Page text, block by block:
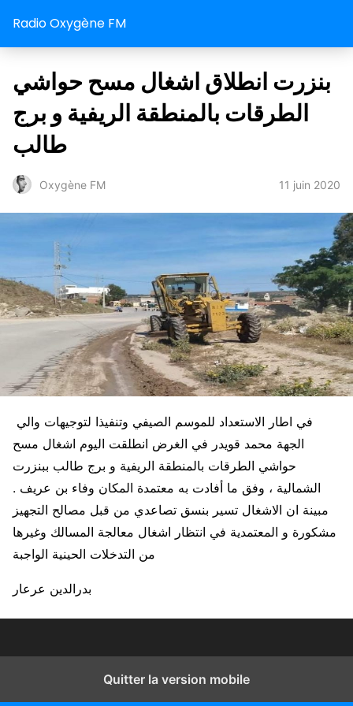
Radio Oxygène FM
بنزرت انطلاق اشغال مسح حواشي
الطرقات بالمنطقة الريفية و برج
طالب
Oxygène FM 11 juin 2020
الجهة محمد قويدر في الغرض انطلقت اليوم اشغال مسح
حواشي الطرقات بالمنطقة الريفية و برج طالب ببنزرت
الشمالية ، وفق ما أفادت به معتمدة المكان وفاء بن عريف .
مبينة ان الاشغال تسير بنسق تصاعدي من قبل مصالح التجهيز
مشكورة و المعتمدية في انتظار اشغال معالجة المسالك وغيرها
من التدخلات الحينية الواجبة
بدرالدين عرعار
Quitter la version mobile